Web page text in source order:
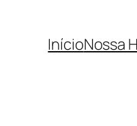
InícioNossa